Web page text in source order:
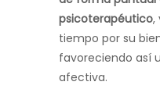
psicoterapéutico,
tiempo por su
favoreciendo así
afectiva.